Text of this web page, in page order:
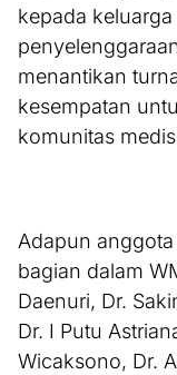
kepada
menantikan
kesempatan
komunitas
Adapun
bagian dalam
Daenuri, Dr.
Dr. I Putu
Wicaksono, Dr.